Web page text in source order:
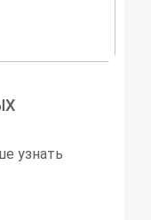
узнать